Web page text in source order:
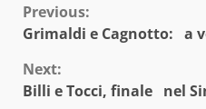
Continue
Reading
Previous:
Grimaldi e Cagnotto: a
Next:
Billi e Tocci, finale nel